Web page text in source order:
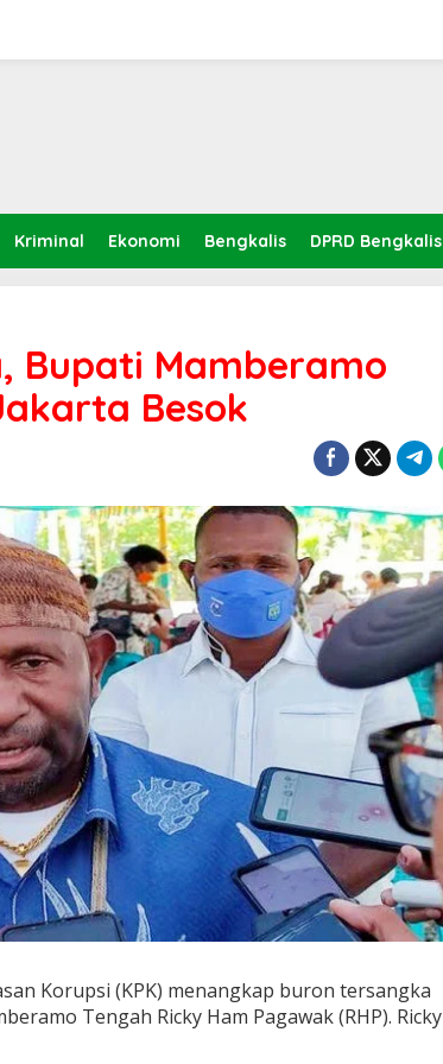
Kriminal Ekonomi Bengkalis DPRD Bengkalis
Bupati Mamberamo
Besok
Korupsi (KPK) menangkap buron tersangka
Tengah Ricky Ham Pagawak (RHP). Ricky